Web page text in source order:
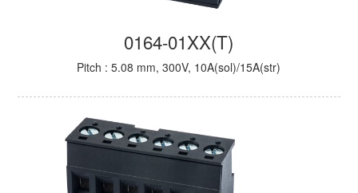
0164-01XX(T)
Pitch : 5.08 mm, 300V, 10A(sol)/15A(str)